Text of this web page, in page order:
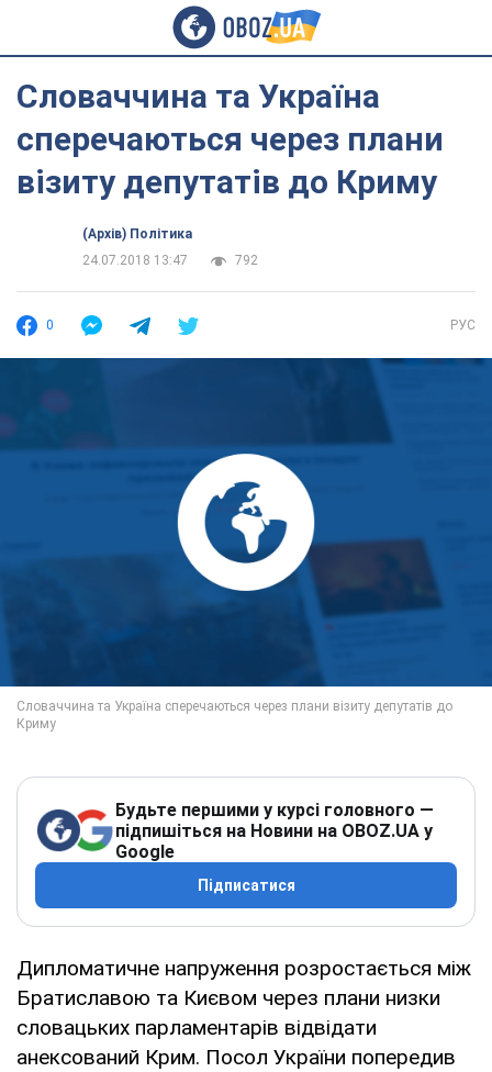
Словаччина та Україна
сперечаються через плани
візиту депутатів до Криму
(Архів) Політика
24.07.2018 13:47
792
0 РУС
Будьте першими у курсі головного —
підпишіться на Новини на OBOZ.UA у
Google
Підписатися
Дипломатичне напруження розростається між
Братиславою та Києвом через плани низки
словацьких парламентарів відвідати
анексований Крим. Посол України попередив